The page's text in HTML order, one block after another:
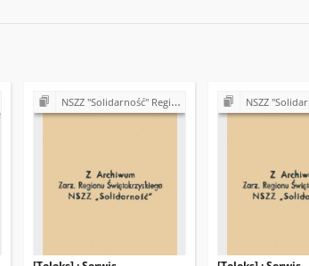
NSZZ "Solidarność" Region Świętokrzyski - teleksy (1981) NSZZ "Solidarność" Region